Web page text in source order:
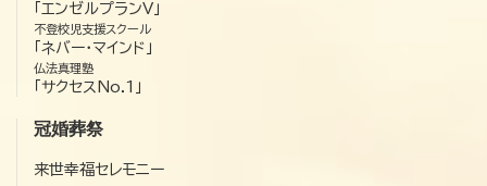
「エンゼルプランV」
不登校児支援スクール
「ネバー・マインド」
仏法真理塾
「サクセスNo.1」
冠婚葬祭
来世幸福セレモニー